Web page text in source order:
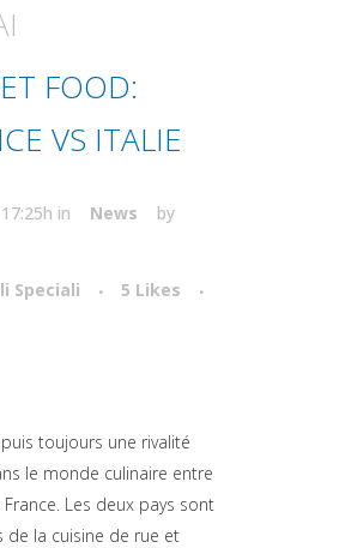
FOOD:
VS ITALIE
in News by
Speciali 5 Likes
comando
toujours une rivalité
le monde culinaire entre
Les deux pays sont
de la cuisine de rue et